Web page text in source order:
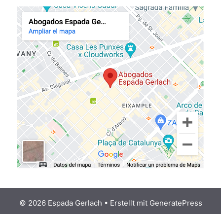
© 2026 Espada Gerlach • Erstellt mit GeneratePress